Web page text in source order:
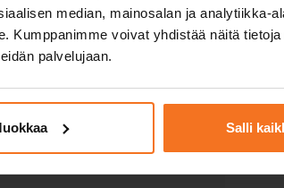
median, mainosalan ja analytiikka-
Kumppanimme voivat yhdistää näitä
palvelujaan.
Salli